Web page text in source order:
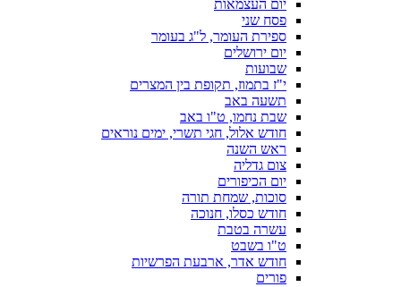
יום העצמאות
פסח שני
ספירת העומר, ל"ג בעומר
יום ירושלים
שבועות
י"ז בתמוז, תקופת בין המצרים
תשעה באב
שבת נחמו, ט"ו באב
חודש אלול, חגי תשרי, ימים נוראים
ראש השנה
צום גדליה
יום הכיפורים
סוכות, שמחת תורה
חודש כסלו, חנוכה
עשרה בטבת
ט"ו בשבט
חודש אדר, ארבעת הפרשיות
פורים